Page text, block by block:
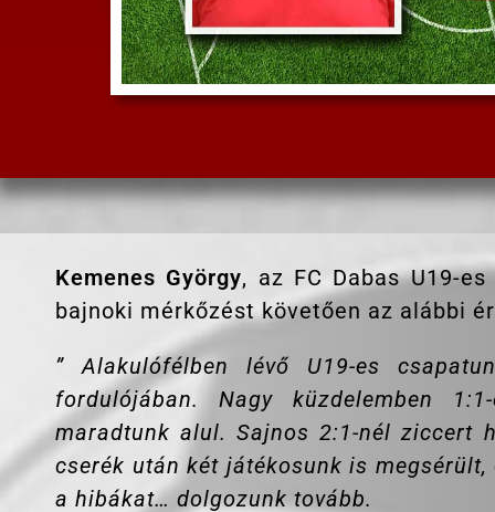
Kemenes György, az FC Dabas U19-
bajnoki mérkőzést követően az alábbi
”Alakulófélben lévő U19-es
fordulójában. Nagy küzdelemben
maradtunk alul. Sajnos 2:1-nél ziccert
cserék után két játékosunk is
a hibákat… dolgozunk tovább.